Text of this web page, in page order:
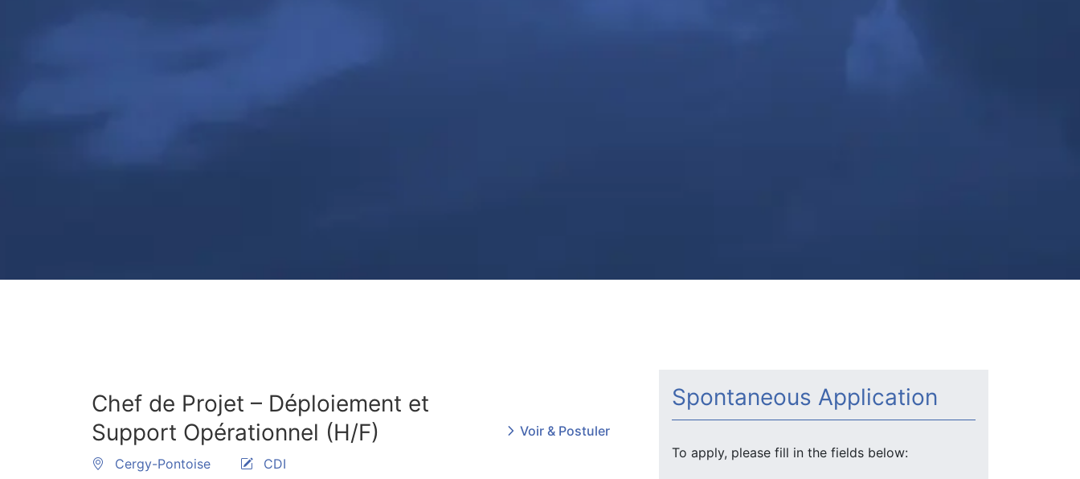
Chef de Projet – Déploiement et
Support Opérationnel (H/F)
Cergy-Pontoise CDI
Voir & Postuler
Spontaneous Application
To apply, please fill in the fields below: